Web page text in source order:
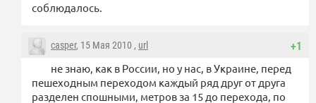
соблюдалось.
+1
casper, 15 Мая 2010 , url
не знаю, как в России, но у нас, в Украине, перед
пешеходным переходом каждый ряд друг от друга
разделен спошными, метров за 15 до перехода, по